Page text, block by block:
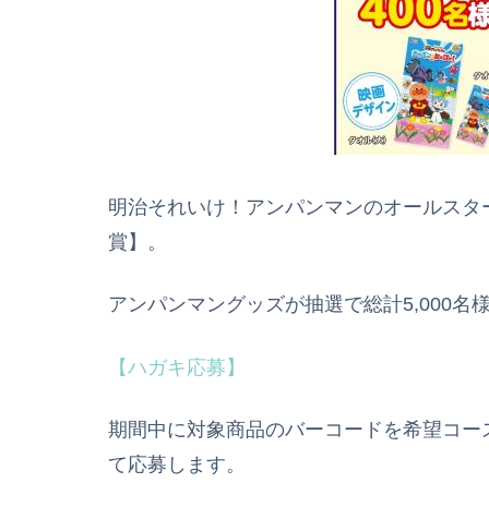
明治それいけ！アンパンマンのオールス
賞】。
アンパンマングッズが抽選で総計5,000名
【ハガキ応募】
期間中に対象商品のバーコードを希望コ
て応募します。